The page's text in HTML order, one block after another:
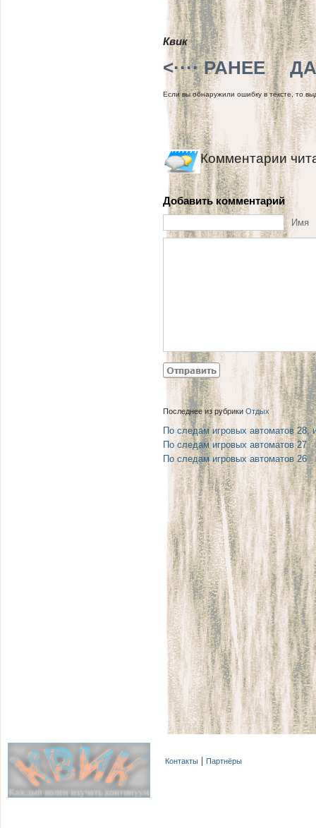
Квик
<···· РАНЕЕ
Если вы обнаружили ошибку в тексте, то
Комментарии
Добавить комментарий
Имя
Последнее из рубрики Отдых
По следам игровых автоматов
По следам игровых автоматов 27|
По следам игровых автоматов 26|
Контакты Партнёры